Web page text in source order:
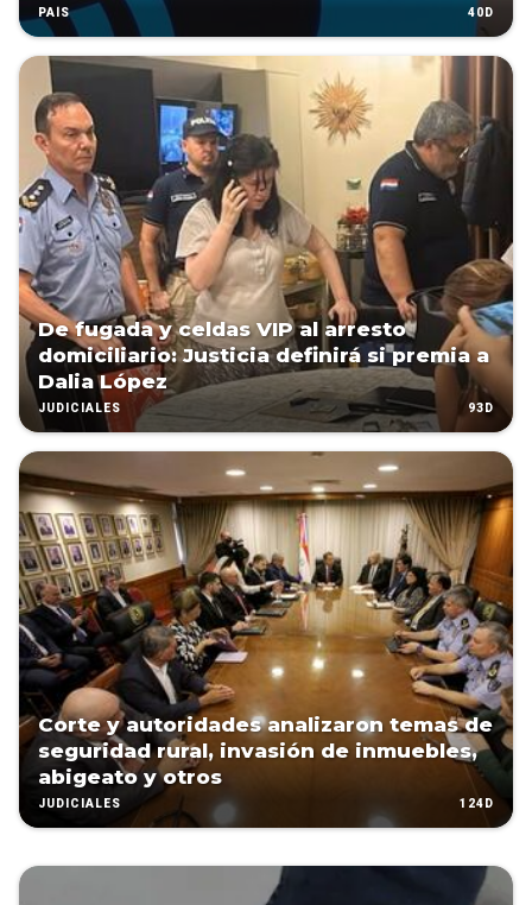
PAÍS 40D
De fugada y celdas VIP al arresto
domiciliario: Justicia definirá si premia a
Dalia López
JUDICIALES 93D
Corte y autoridades analizaron temas de
seguridad rural, invasión de inmuebles,
abigeato y otros
JUDICIALES 124D